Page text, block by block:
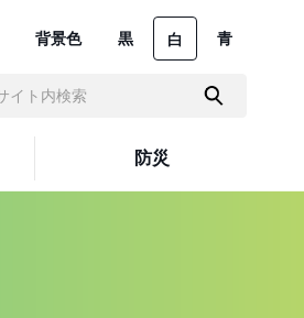
防災
背景色 黒 白 青